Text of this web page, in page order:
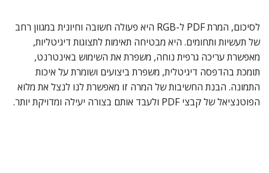
לסיכום, המרת PDF ל-RGB היא פעולה חשובה וחיונית במגוון רחב
של תעשיות ותחומים. היא מבטיחה תאימות לתצוגות דיגיטליות,
מאפשרת עריכה גרפית נוחה, משפרת את השימוש באינטרנט,
תומכת בהדפסה דיגיטלית, משפרת ביצועים ושומרת על איכות
התמונה. הבנת החשיבות של המרה זו מאפשרת לנו לנצל את מלוא
הפוטנציאל של קבצי PDF ולעבד אותם בצורה יעילה ומדויקת יותר.